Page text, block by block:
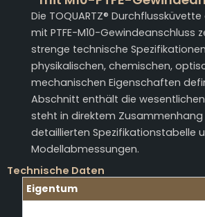
Die TOQUARTZ®
mit PTFE-M10-Gewindeanschluss
strenge technische
physikalischen, chemischen,
mechanischen Eigenschaften
Abschnitt enthält die
steht in direktem
detaillierten Spezifikationstabelle
Modellabmessungen.
Technische Daten
Eigentum